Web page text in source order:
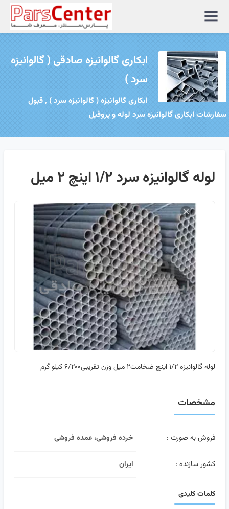
منوی
سایت
ابکاری گالوانیزه صادقی ( گالوانیزه
سرد )
ابکاری گالوانیزه ( گالوانیزه سرد ) , قبول
سفارشات ابکاری گالوانیزه سرد لوله و پروفیل
لوله گالوانیزه سرد ۱/۲ اینچ ۲ میل
لوله گالوانیزه ۱/۲ اینچ ضخامت۲ میل وزن تقریبی۶/۲۰۰ کیلو گرم
مشخصات
فروش به صورت : خرده فروشی، عمده فروشی
کشور سازنده : ایران
کلمات کلیدی